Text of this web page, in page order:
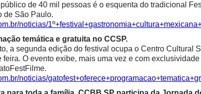
de 40 mil pessoas é o esquenta do tradicional
de São Paulo.
noticias/
temática e gratuita no CCSP.
a segunda edição do festival ocupa o Centro Cultural
feira. O evento exibe, mais uma vez e com
noticias/